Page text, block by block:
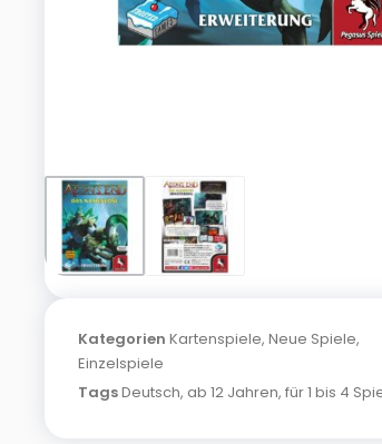
Kategorien Kartenspiele, Neue Spiele,
Einzelspiele
TagsDeutsch, ab 12 Jahren, für 1 bis 4